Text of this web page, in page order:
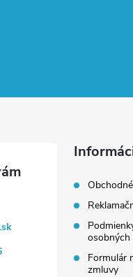
osobných
Formulár
zmluvy